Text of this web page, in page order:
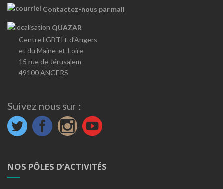
Contactez-nous par mail
QUAZAR
Centre LGBTI+ d’Angers
et du Maine-et-Loire
15 rue de Jérusalem
49100 ANGERS
Suivez nous sur :
NOS PÔLES D’ACTIVITÉS